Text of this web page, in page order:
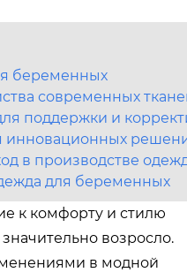
беременных
современных
поддержки и
инновационных
в производстве
для беременных
к комфорту и стилю
возросло.
в модной